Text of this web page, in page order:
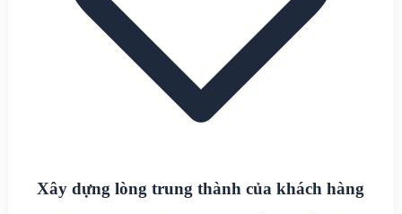
Xây dựng lòng trung thành của khách hàng